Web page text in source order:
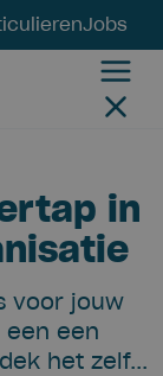
Jobs
in
voor jouw
een
het zelf...